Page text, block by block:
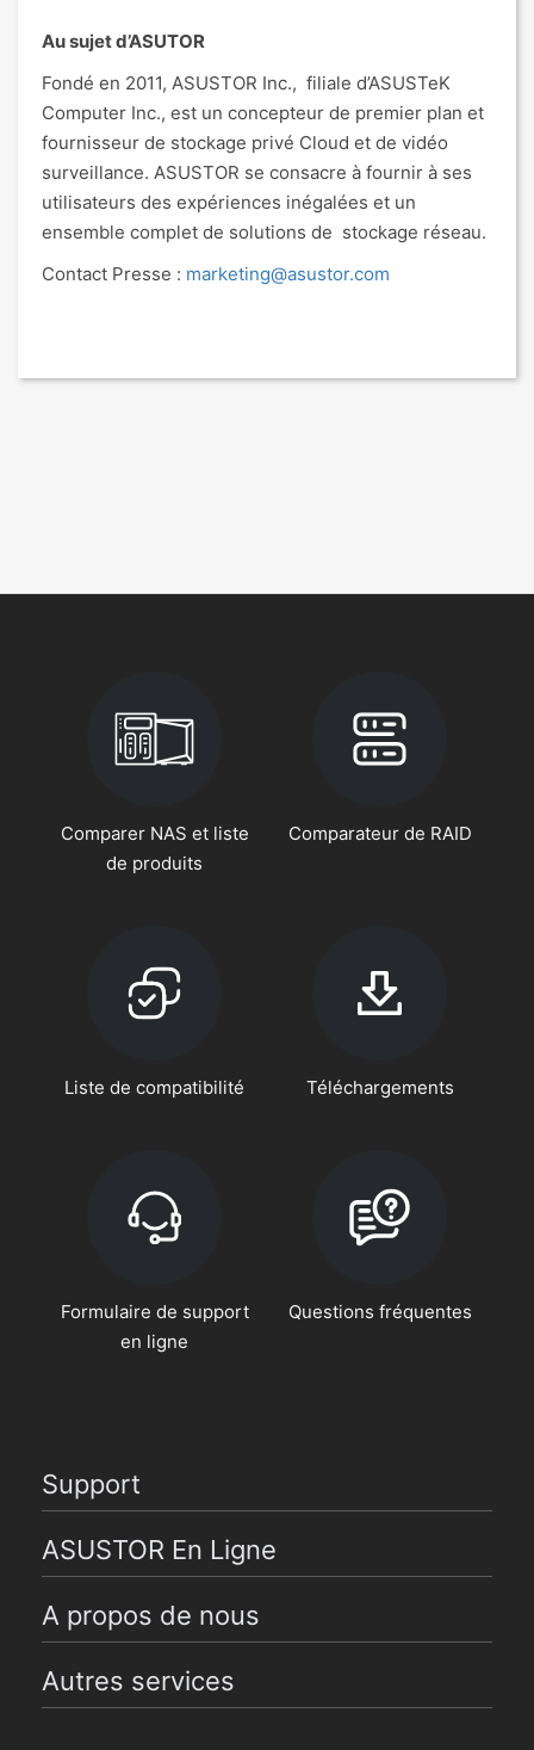
Au sujet d’ASUTOR
Fondé en 2011, ASUSTOR Inc., filiale d’ASUSTeK
Computer Inc., est un concepteur de premier plan et
fournisseur de stockage privé Cloud et de vidéo
surveillance. ASUSTOR se consacre à fournir à ses
utilisateurs des expériences inégalées et un
ensemble complet de solutions de stockage réseau.
Contact Presse : marketing@asustor.com
Comparer NAS et liste
de produits
Comparateur de RAID
Liste de compatibilité Téléchargements
Formulaire de support
en ligne
Questions fréquentes
Support
ASUSTOR En Ligne
A propos de nous
Autres services